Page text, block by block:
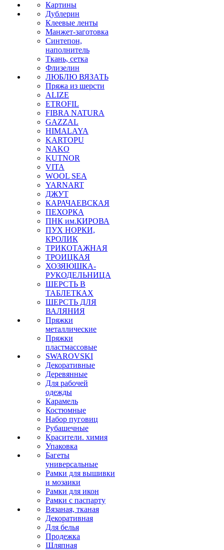
Картины
Дублерин
Клеевые ленты
Манжет-заготовка
Синтепон,
наполнитель
Ткань, сетка
Флизелин
ЛЮБЛЮ ВЯЗАТЬ
Пряжа из шерсти
ALIZE
ETROFIL
FIBRA NATURA
GAZZAL
HIMALAYA
KARTOPU
NAKO
KUTNOR
VITA
WOOL SEA
YARNART
ДЖУТ
КАРАЧАЕВСКАЯ
ПЕХОРКА
ПНК им.КИРОВА
ПУХ НОРКИ,
КРОЛИК
ТРИКОТАЖНАЯ
ТРОИЦКАЯ
ХОЗЯЮШКА-
РУКОДЕЛЬНИЦА
ШЕРСТЬ В
ТАБЛЕТКАХ
ШЕРСТЬ ДЛЯ
ВАЛЯНИЯ
Пряжки
металлические
Пряжки
пластмассовые
SWAROVSKI
Декоративные
Деревянные
Для рабочей
одежды
Карамель
Костюмные
Набор пуговиц
Рубашечные
Красители. химия
Упаковка
Багеты
универсальные
Рамки для вышивки
и мозаики
Рамки для икон
Рамки с паспарту
Вязаная, тканая
Декоративная
Для белья
Продежка
Шляпная